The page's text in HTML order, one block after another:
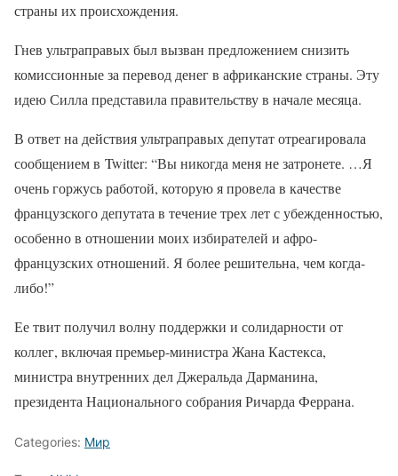
страны их происхождения.
Гнев ультраправых был вызван предложением снизить
комиссионные за перевод денег в африканские страны. Эту
идею Силла представила правительству в начале месяца.
В ответ на действия ультраправых депутат отреагировала
сообщением в Twitter: “Вы никогда меня не затронете. …Я
очень горжусь работой, которую я провела в качестве
французского депутата в течение трех лет с убежденностью,
особенно в отношении моих избирателей и афро-
французских отношений. Я более решительна, чем когда-
либо!”
Ее твит получил волну поддержки и солидарности от
коллег, включая премьер-министра Жана Кастекса,
министра внутренних дел Джеральда Дарманина,
президента Национального собрания Ричарда Феррана.
Categories: Мир